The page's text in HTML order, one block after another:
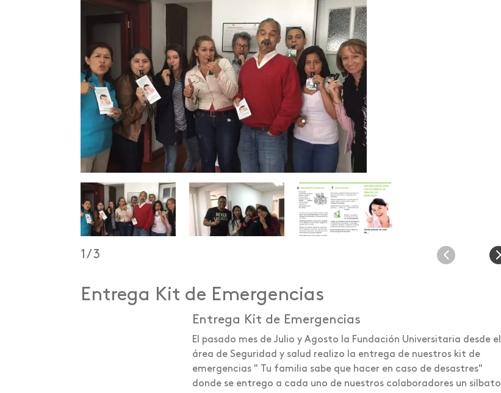
1 / 3
Entrega Kit de Emergencias
Entrega Kit de Emergencias
El pasado mes de Julio y Agosto la Fundación Universitaria desde el
área de Seguridad y salud realizo la entrega de nuestros kit de
emergencias " Tu familia sabe que hacer en caso de desastres"
donde se entrego a cada uno de nuestros colaboradores un silbato